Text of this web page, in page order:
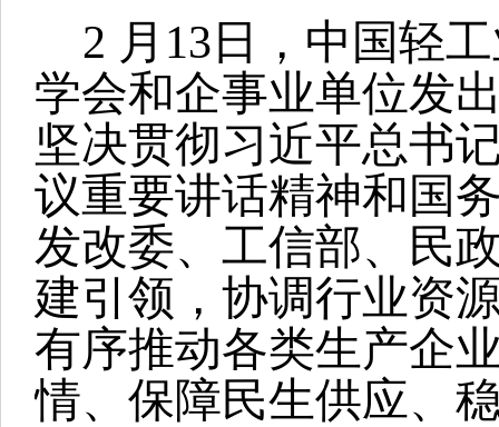
2 月13日，中国轻
学会和企事业单位发
坚决贯彻习近平总书
议重要讲话精神和国
发改委、工信部、民
建引领，协调行业资
有序推动各类生产企
情、保障民生供应、